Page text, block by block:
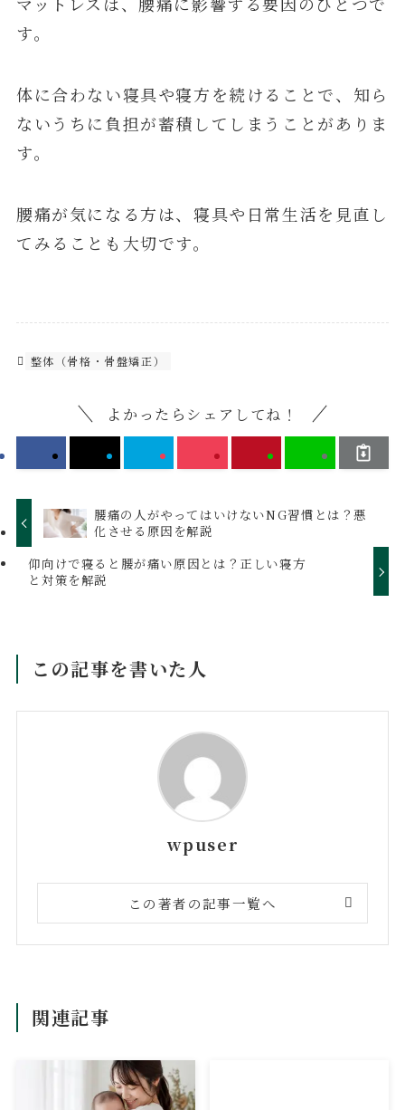
す。
体に合わない寝具や寝方を続けることで、知ら
ないうちに負担が蓄積してしまうことがありま
す。
腰痛が気になる方は、寝具や日常生活を見直し
てみることも大切です。
整体（骨格・骨盤矯正）
よかったらシェアしてね！
腰痛の人がやってはいけないNG習慣とは？悪
化させる原因を解説
仰向けで寝ると腰が痛い原因とは？正しい寝方
と対策を解説
この記事を書いた人
wpuser
この著者の記事一覧へ
関連記事